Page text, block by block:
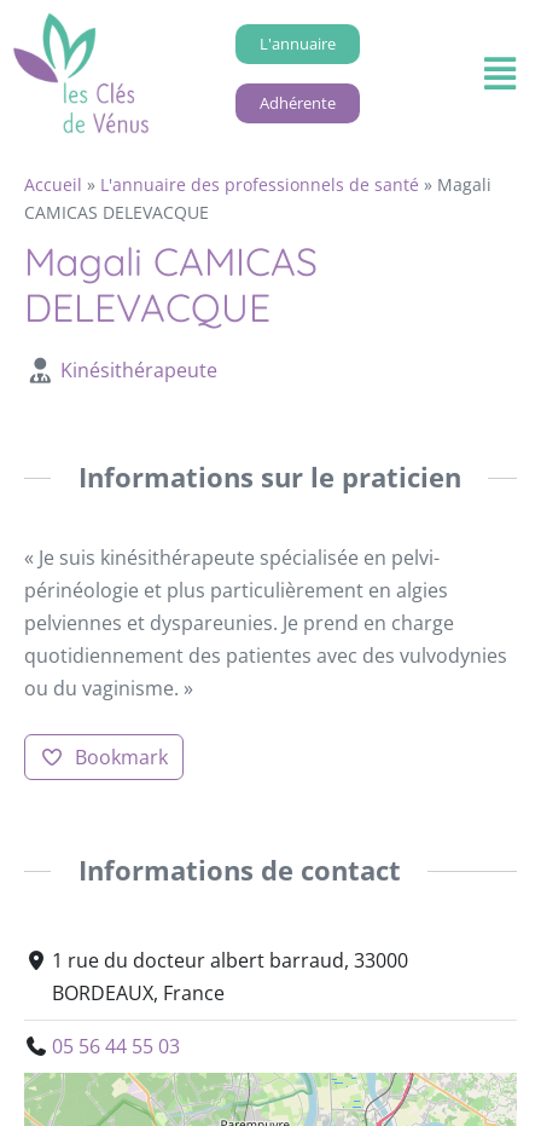
L'annuaire
Adhérente
Accueil » L'annuaire des professionnels de santé » Magali
CAMICAS DELEVACQUE
Magali CAMICAS
DELEVACQUE
Kinésithérapeute
Informations sur le praticien
« Je suis kinésithérapeute spécialisée en pelvi-
périnéologie et plus particulièrement en algies
pelviennes et dyspareunies. Je prend en charge
quotidiennement des patientes avec des vulvodynies
ou du vaginisme. »
Bookmark
Informations de contact
1 rue du docteur albert barraud, 33000
BORDEAUX, France
05 56 44 55 03